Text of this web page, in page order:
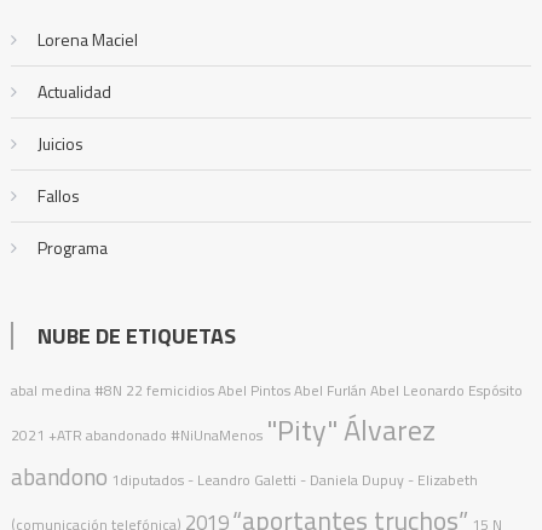
Lorena Maciel
Actualidad
Juicios
Fallos
Programa
NUBE DE ETIQUETAS
abal medina #8N 22 femicidiosAbel PintosAbel Furlán Abel Leonardo Espósito
2021 +ATR abandonado #NiUnaMenos "Pity" Álvarez
abandono 1diputados - Leandro Galetti - Daniela Dupuy - Elizabeth
(comunicación telefónica) 2019“aportantes truchos” 15 N